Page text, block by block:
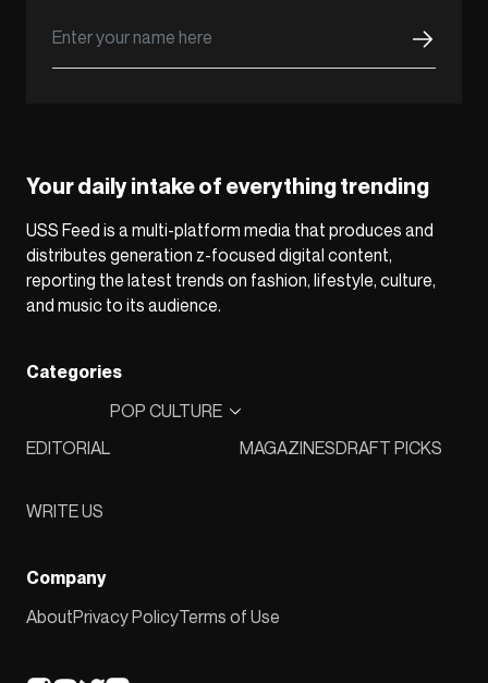
Your daily intake of everything trending
USS Feed is a multi-platform media that produces and
distributes generation z-focused digital content,
reporting the latest trends on fashion, lifestyle, culture,
and music to its audience.
Categories
EDITORIAL
POP CULTURE
MAGAZINESDRAFT PICKS
WRITE US
Company
AboutPrivacy PolicyTerms of Use